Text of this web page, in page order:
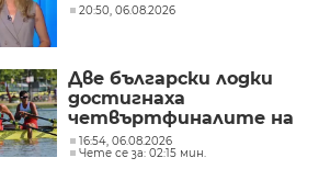
20:50, 06.08.2026
Две български лодки
достигнаха
четвъртфиналите на
световното
първенство по гребане
16:54, 06.08.2026
Чете се за: 02:15 мин.